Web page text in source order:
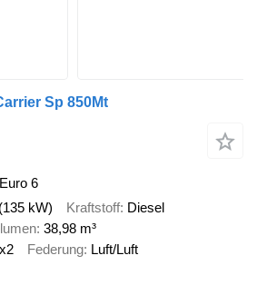
Sp 850Mt
Euro 6
kW) Kraftstoff Diesel
38,98 m³
Federung Luft/Luft